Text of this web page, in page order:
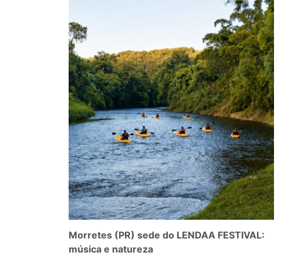
Morretes (PR) sede do LENDAA FESTIVAL:
música e natureza